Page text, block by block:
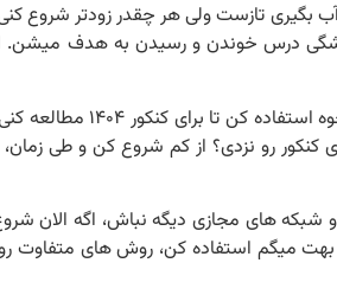
تازست ولی هر چقدر زودتر شروع کنی
درس خوندن و رسیدن به هدف میشن.
منتظر یه موقعیت خاص برای شروع کردن نباش و
رو نزدی؟ از کم شروع کن و طی زمان،
شبکه های مجازی دیگه نباش، اگه الان
میگم استفاده کن، روش های متفاوت رو